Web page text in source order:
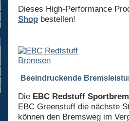
Dieses High-Performance
Shop bestellen!
Beeindruckende
Die EBC Redstuff
EBC Greenstuff die nächste
können den Bremsweg im